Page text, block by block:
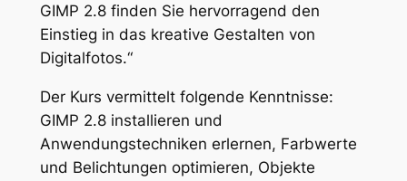
GIMP 2.8 finden Sie hervorragend den
Einstieg in das kreative Gestalten von
Digitalfotos.“
Der Kurs vermittelt folgende Kenntnisse:
GIMP 2.8 installieren und
Anwendungstechniken erlernen, Farbwerte
und Belichtungen optimieren, Objekte